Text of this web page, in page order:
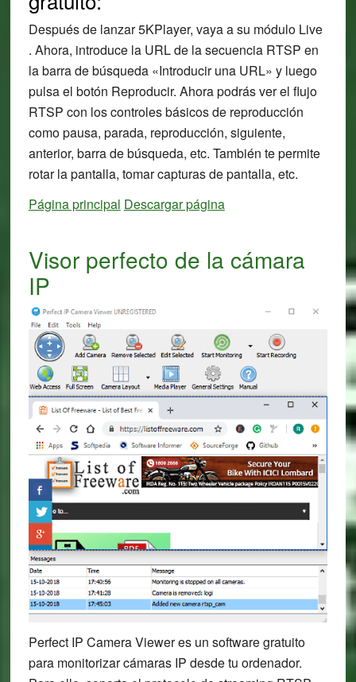
Después de lanzar 5KPlayer, vaya a su módulo Live
. Ahora, introduce la URL de la secuencia RTSP en
la barra de búsqueda «Introducir una URL» y luego
pulsa el botón Reproducir. Ahora podrás ver el flujo
RTSP con los controles básicos de reproducción
como pausa, parada, reproducción, siguiente,
anterior, barra de búsqueda, etc. También te permite
rotar la pantalla, tomar capturas de pantalla, etc.
Página principal Descargar página
Visor perfecto de la cámara
IP
Perfect IP Camera Viewer es un software gratuito
para monitorizar cámaras IP desde tu ordenador.